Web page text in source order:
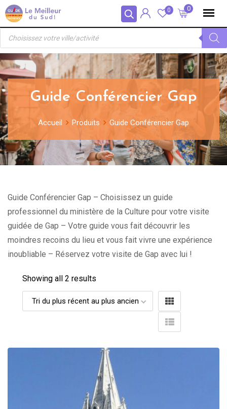
Panneau de gestion des cookies
Skip
to
content
0
0
Recherche
produits
Guide Conférencier Gap
Accueil Produits Guide Conférencier Gap
Guide Conférencier Gap – Choisissez un guide
professionnel du ministère de la Culture pour votre visite
guidée de Gap – Votre guide vous fait découvrir les
moindres recoins du lieu et vous fait vivre une expérience
inoubliable – Réservez votre visite de Gap avec lui !
Showing all 2 results